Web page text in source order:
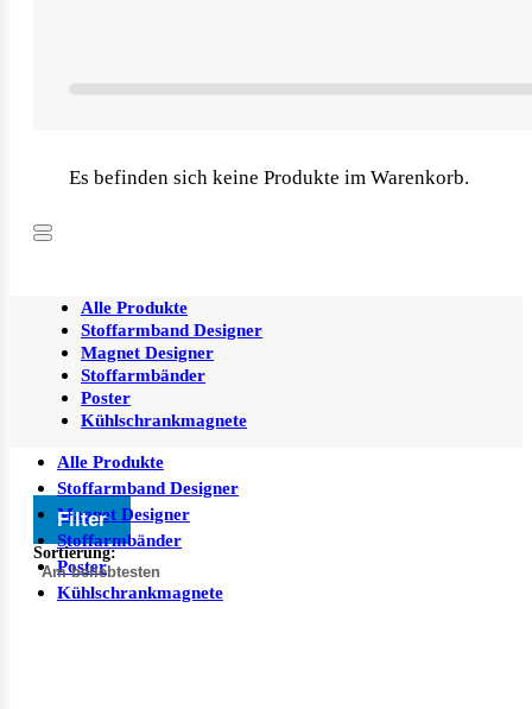
Es befinden sich keine Produkte im Warenkorb.
Alle Produkte
Stoffarmband Designer
Magnet Designer
Stoffarmbänder
Poster
Kühlschrankmagnete
Alle Produkte
Stoffarmband Designer
Magnet Designer
Stoffarmbänder
Poster
Kühlschrankmagnete
Filter
Sortierung: